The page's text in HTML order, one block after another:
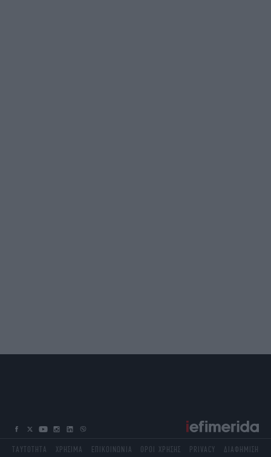
ΤΑΥΤΟΤΗΤΑ ΧΡΗΣΙΜΑ ΕΠΙΚΟΙΝΩΝΙΑ ΟΡΟΙ ΧΡΗΣΗΣ PRIVACY ΔΙΑΦΗΜΙΣΗ